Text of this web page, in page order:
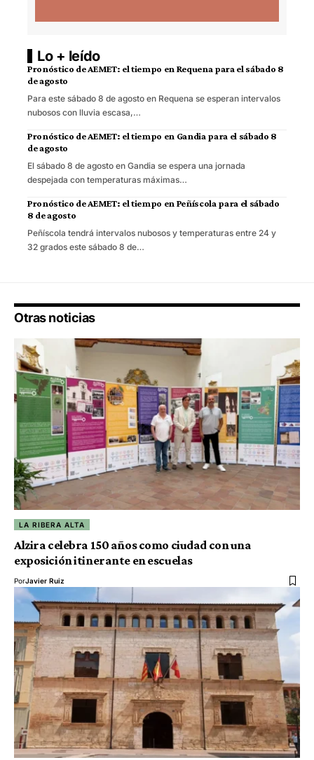
Lo + leído
Pronóstico de AEMET: el tiempo en Requena para el sábado 8
de agosto
Para este sábado 8 de agosto en Requena se esperan intervalos
nubosos con lluvia escasa,…
Pronóstico de AEMET: el tiempo en Gandia para el sábado 8
de agosto
El sábado 8 de agosto en Gandia se espera una jornada
despejada con temperaturas máximas…
Pronóstico de AEMET: el tiempo en Peñíscola para el sábado
8 de agosto
Peñíscola tendrá intervalos nubosos y temperaturas entre 24 y
32 grados este sábado 8 de…
Otras noticias
LA RIBERA ALTA
Alzira celebra 150 años como ciudad con una
exposición itinerante en escuelas
PorJavier Ruiz